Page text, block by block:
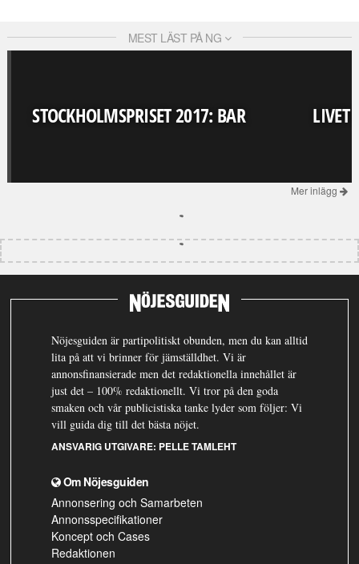
MEST LÄST PÅ NG
STOCKHOLMSPRISET 2017: BAR LIVET
Mer inlägg
Nöjesguiden är partipolitiskt obunden, men du kan alltid
lita på att vi brinner för jämställdhet. Vi är
annonsfinansierade men det redaktionella innehållet är
just det – 100% redaktionellt. Vi tror på den goda
smaken och vår publicistiska tanke lyder som följer: Vi
vill guida dig till det bästa nöjet.
ANSVARIG UTGIVARE: PELLE TAMLEHT
Om Nöjesguiden
Annonsering och Samarbeten
Annonsspecifikationer
Koncept och Cases
Redaktionen